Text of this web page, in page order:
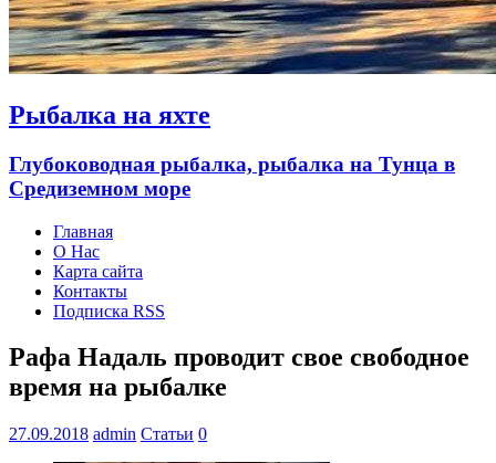
Рыбалка на яхте
Глубоководная рыбалка, рыбалка на Тунца в
Средиземном море
Главная
О Нас
Карта сайта
Контакты
Подписка RSS
Рафа Надаль проводит свое свободное
время на рыбалке
27.09.2018 admin Статьи 0